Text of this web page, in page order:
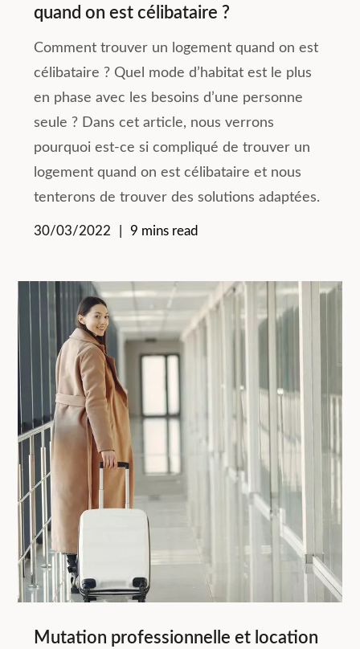
quand on est célibataire ?
Comment trouver un logement quand on est
célibataire ? Quel mode d’habitat est le plus
en phase avec les besoins d’une personne
seule ? Dans cet article, nous verrons
pourquoi est-ce si compliqué de trouver un
logement quand on est célibataire et nous
tenterons de trouver des solutions adaptées.
30/03/2022 9 mins read
Mutation professionnelle et location